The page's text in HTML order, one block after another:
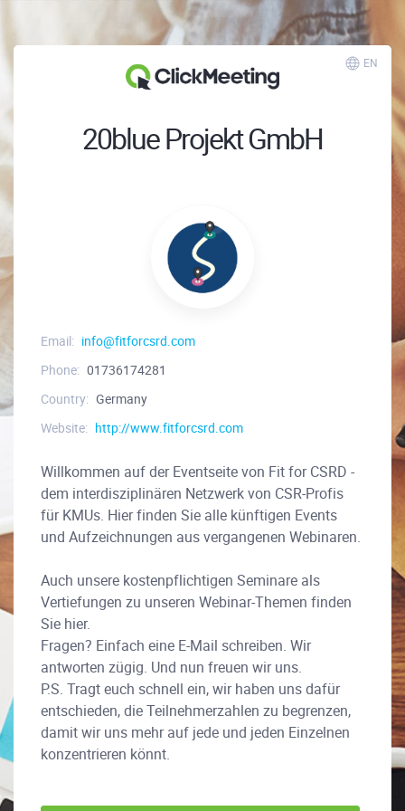
EN
20blue Projekt GmbH
Email: info@fitforcsrd.com
Phone: 01736174281
Country: Germany
Website: http://www.fitforcsrd.com
Willkommen auf der Eventseite von Fit for CSRD -
dem interdisziplinären Netzwerk von CSR-Profis
für KMUs. Hier finden Sie alle künftigen Events
und Aufzeichnungen aus vergangenen Webinaren.
Auch unsere kostenpflichtigen Seminare als
Vertiefungen zu unseren Webinar-Themen finden
Sie hier.
Fragen? Einfach eine E-Mail schreiben. Wir
antworten zügig. Und nun freuen wir uns.
P.S. Tragt euch schnell ein, wir haben uns dafür
entschieden, die Teilnehmerzahlen zu begrenzen,
damit wir uns mehr auf jede und jeden Einzelnen
konzentrieren könnt.